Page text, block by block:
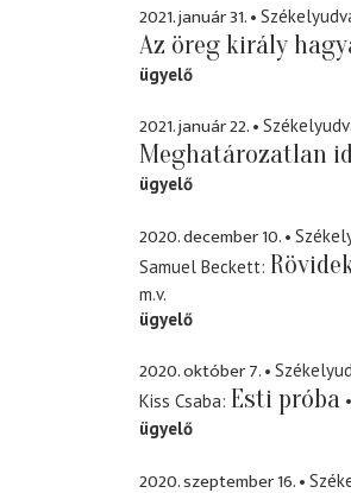
2021. január 31.
Az öreg király
ügyelő
2021. január 22.
Meghatározatlan
ügyelő
2020. december 10.
Samuel Beckett
m.v.
ügyelő
2020. október 7.
Kiss Csaba Esti próba
ügyelő
2020. szeptember 16.